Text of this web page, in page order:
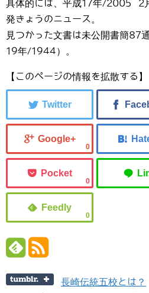
具体的には、平成17年/2005 2
発きょうのニュース。
見つかった文書は未公開書簡
19年/1944）。
【このページの情報を拡散する】
0
0
0
長崎伝統五校とは？